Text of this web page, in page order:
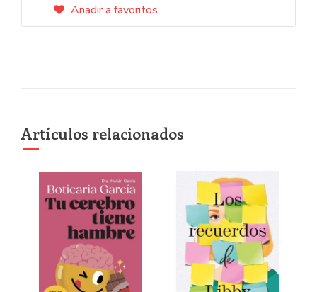
Añadir a favoritos
Artículos relacionados